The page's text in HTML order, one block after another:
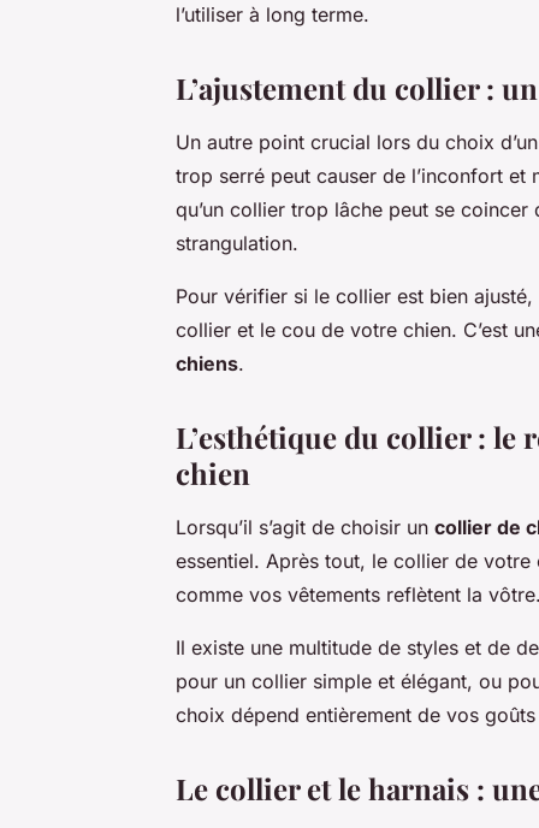
l’utiliser à long terme.
L’ajustement du collier :
Un autre point crucial lors du choix
trop serré peut causer de l’inconfort
qu’un collier trop lâche peut se
strangulation.
Pour vérifier si le collier est bien
collier et le cou de votre chien. C’est
chiens.
L’esthétique du collier : le
chien
Lorsqu’il s’agit de choisir un collier de
essentiel. Après tout, le collier de
comme vos vêtements reflètent la
Il existe une multitude de styles et de
pour un collier simple et élégant, ou
choix dépend entièrement de vos
Le collier et le harnais :